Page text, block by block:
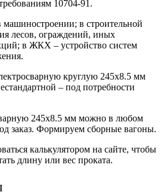
10704-91.
в строительной
лесов, ограждений, иных
в ЖКХ – устройство систем
круглую 245х8.5 мм
– под потребности
245х8.5 мм можно в любом
заказ. Формируем сборные вагоны.
калькулятором на сайте, чтобы
длину или вес проката.